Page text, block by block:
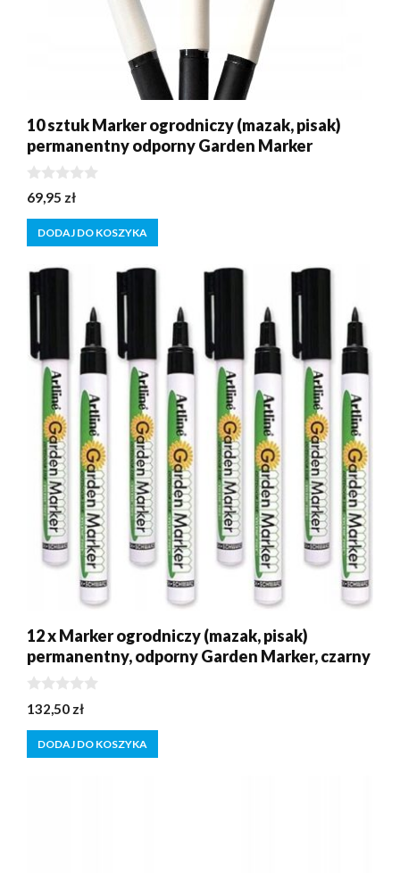
10 sztuk Marker ogrodniczy (mazak, pisak)
permanentny odporny Garden Marker
0
z
5
69,95 zł
DODAJ DO KOSZYKA
12 x Marker ogrodniczy (mazak, pisak)
permanentny, odporny Garden Marker, czarny
0
z
5
132,50 zł
DODAJ DO KOSZYKA